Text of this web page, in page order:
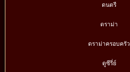
ดนตรี
ดราม่า
ดราม่าครอบครัว
ดูซีรี่ย์